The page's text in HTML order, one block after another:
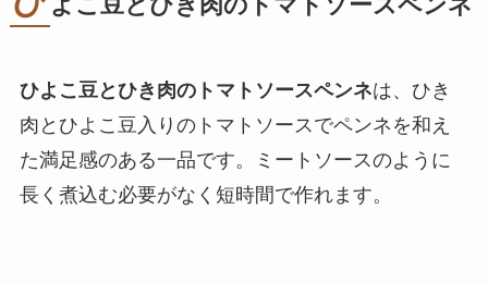
よこ豆とひき肉のトマトソースペンネ
ひよこ豆とひき肉のトマトソースペンネは、ひき
肉とひよこ豆入りのトマトソースでペンネを和え
た満足感のある一品です。ミートソースのように
長く煮込む必要がなく短時間で作れます。